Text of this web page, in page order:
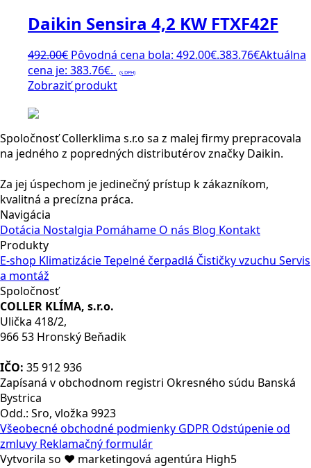
Daikin Sensira 4,2 KW FTXF42F
492.00€ Pôvodná cena bola: 492.00€.383.76€Aktuálna
cena je: 383.76€.
(s DPH)
Zobraziť produkt
Spoločnosť Collerklima s.r.o sa z malej firmy prepracovala
na jedného z popredných distributérov značky Daikin.
Za jej úspechom je jedinečný prístup k zákazníkom,
kvalitná a precízna práca.
Navigácia
Dotácia Nostalgia Pomáhame O nás Blog Kontakt
Produkty
E-shop KlimatizácieTepelné čerpadlá Čističky vzuchu Servis
a montáž
Spoločnosť
COLLER KLÍMA, s.r.o.
Ulička 418/2,
966 53 Hronský Beňadik
IČO: 35 912 936
Zapísaná v obchodnom registri Okresného súdu Banská
Bystrica
Odd.: Sro, vložka 9923
Všeobecné obchodné podmienky GDPR Odstúpenie od
zmluvy Reklamačný formulár
Vytvorila so ❤ marketingová agentúra High5